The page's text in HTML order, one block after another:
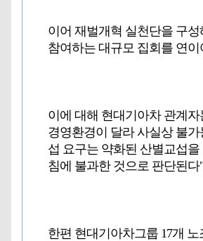
이어 재벌개혁 실천단을 구
참여하는 대규모 집회를 연
이에 대해 현대기아차 관계
경영환경이 달라 사실상 불
섭 요구는 약화된 산별교섭
침에 불과한 것으로 판단된
한편 현대기아차그룹 17개